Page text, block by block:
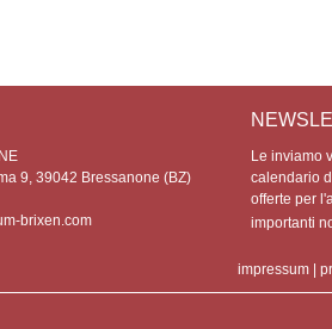
9, 39042 Bressanone (BZ)
brixen.com
Le inviamo
calendario
offerte per
importanti
impressum